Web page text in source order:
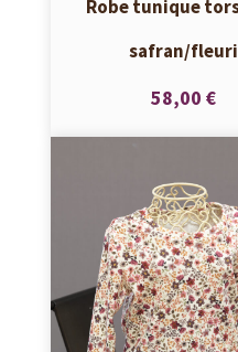
Robe tunique
safran/fleuri
58,00 €